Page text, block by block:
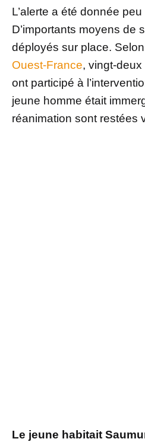
L’alerte a été donnée
D’importants moyens de
déployés sur place.
Ouest-France, vingt-
ont participé à
jeune homme était
réanimation sont restées
Le jeune habitait